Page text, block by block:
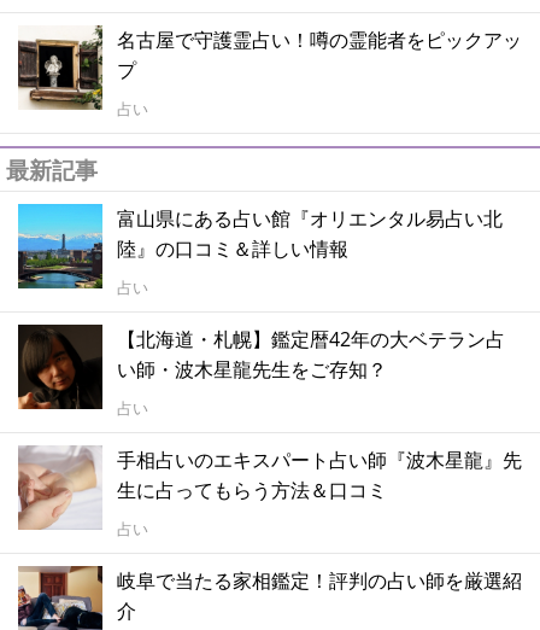
名古屋で守護霊占い！噂の霊能者をピックアッ
プ
占い
最新記事
富山県にある占い館『オリエンタル易占い北
陸』の口コミ＆詳しい情報
占い
【北海道・札幌】鑑定暦42年の大ベテラン占
い師・波木星龍先生をご存知？
占い
手相占いのエキスパート占い師『波木星龍』先
生に占ってもらう方法＆口コミ
占い
岐阜で当たる家相鑑定！評判の占い師を厳選紹
介